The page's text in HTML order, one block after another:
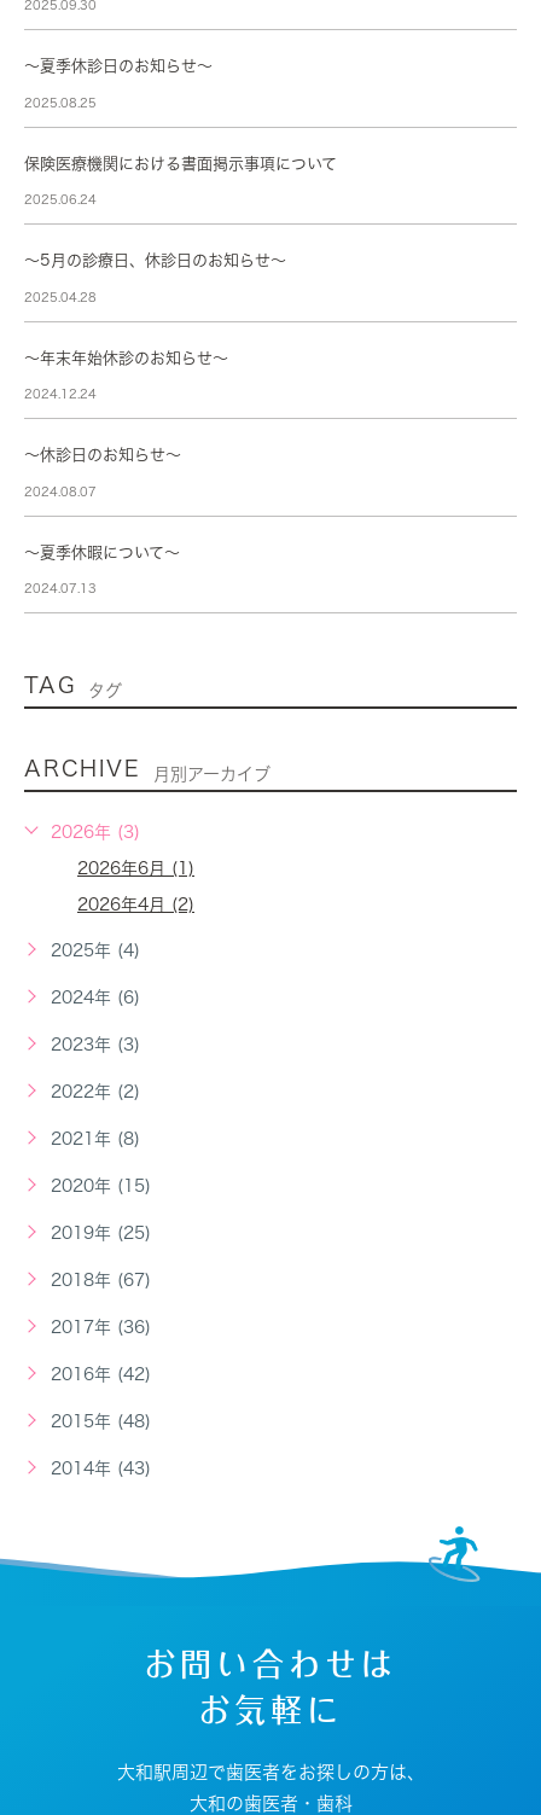
2025.09.30
～夏季休診日のお知らせ～
2025.08.25
保険医療機関における書面掲示事項について
2025.06.24
～5月の診療日、休診日のお知らせ～
2025.04.28
〜年末年始休診のお知らせ〜
2024.12.24
～休診日のお知らせ～
2024.08.07
～夏季休暇について～
2024.07.13
TAG タグ
ARCHIVE 月別アーカイブ
2026年 (3)
2026年6月 (1)
2026年4月 (2)
2025年 (4)
2024年 (6)
2023年 (3)
2022年 (2)
2021年 (8)
2020年 (15)
2019年 (25)
2018年 (67)
2017年 (36)
2016年 (42)
2015年 (48)
2014年 (43)
お問い合わせは
お気軽に
大和駅周辺で歯医者をお探しの方は、
大和の歯医者・歯科